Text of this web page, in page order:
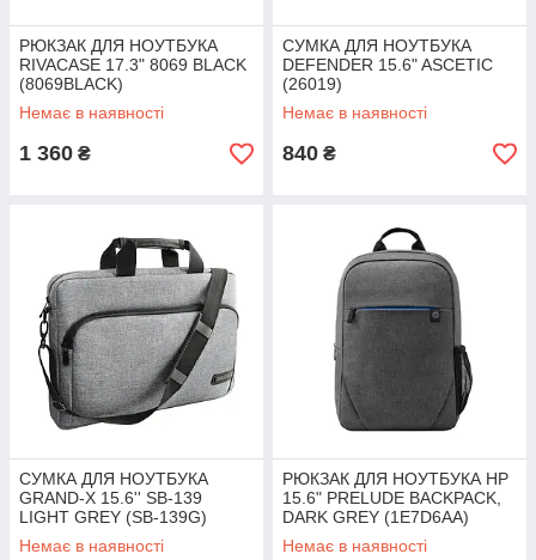
РЮКЗАК ДЛЯ НОУТБУКА
RIVACASE 17.3" 8069 BLACK
(8069BLACK)
Немає в наявності
1 360 ₴
СУМКА ДЛЯ НОУТБУКА
DEFENDER 15.6" ASCETIC
(26019)
Немає в наявності
840 ₴
СУМКА ДЛЯ НОУТБУКА
GRAND-X 15.6'' SB-139
LIGHT GREY (SB-139G)
Немає в наявності
РЮКЗАК ДЛЯ НОУТБУКА HP
15.6" PRELUDE BACKPACK,
DARK GREY (1E7D6AA)
Немає в наявності